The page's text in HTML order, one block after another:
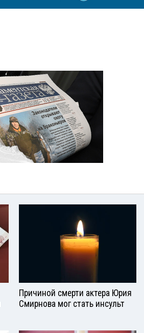
Причиной смерти актера Юрия
Смирнова мог стать инсульт